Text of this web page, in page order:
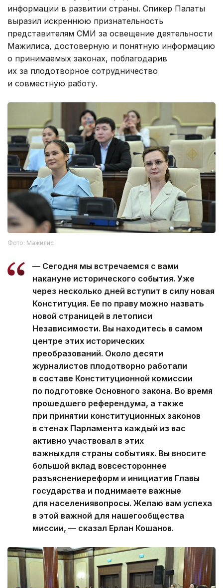
информации в развитии страны. Спикер Палаты
выразил искреннюю признательность
представителям СМИ за освещение деятельности
Мажилиса, достоверную и понятную информацию
о принимаемых законах, поблагодарив
их за плодотворное сотрудничество
и совместную работу.
Фото: Мажилис
— Сегодня мы встречаемся с вами
накануне исторического события. Уже
через несколько дней вступит в силу новая
Конституция. Ее по праву можно назвать
новой страницей в летописи
Независимости. Вы находитесь в самом
центре этих исторических
преобразований. Около десяти
журналистов плодотворно работали
в составе Конституционной комиссии
по подготовке Основного закона. Во время
прошедшего референдума, а также
при принятии конституционных законов
в стенах Парламента каждый из вас
активно участвовал в этих
важныхдля страны событиях. Вы вносите
большой вклад вовсестороннее
разъяснениереформ и инициатив Главы
государства и поднимаете важные
для населениявопросы. Желаю вам успеха
в этой важной для нашегообщества
миссии, — сказал Ерлан Кошанов.